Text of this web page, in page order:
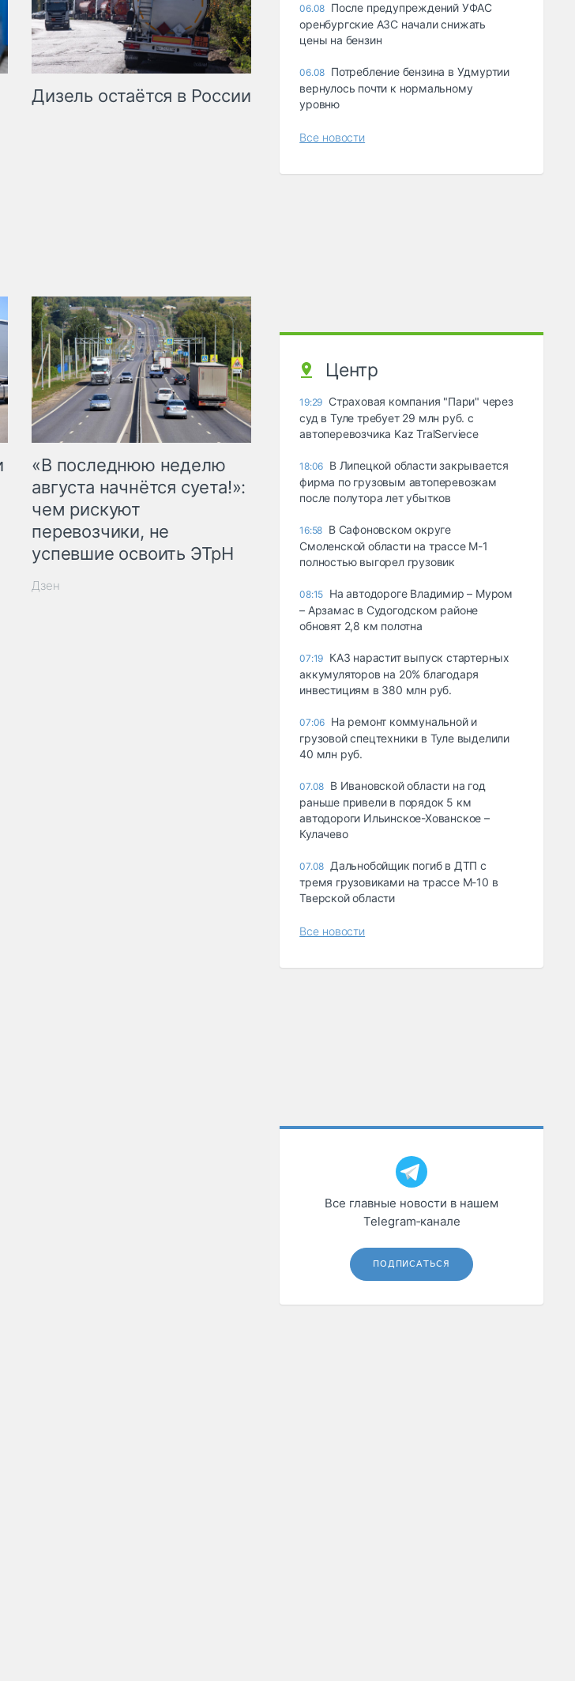
Дизель остаётся в России
«В последнюю неделю
августа начнётся суета!»:
чем рискуют
перевозчики, не
успевшие освоить ЭТрН
Дзен
06.08 После предупреждений УФАС
оренбургские АЗС начали снижать
цены на бензин
06.08 Потребление бензина в Удмуртии
вернулось почти к нормальному
уровню
Все новости
Центр
19:29 Страховая компания "Пари" через
суд в Туле требует 29 млн руб. с
автоперевозчика Kaz TralServiece
18:06 В Липецкой области закрывается
фирма по грузовым автоперевозкам
после полутора лет убытков
16:58 В Сафоновском округе
Смоленской области на трассе М-1
полностью выгорел грузовик
08:15 На автодороге Владимир – Муром
– Арзамас в Судогодском районе
обновят 2,8 км полотна
07:19 КАЗ нарастит выпуск стартерных
аккумуляторов на 20% благодаря
инвестициям в 380 млн руб.
07:06 На ремонт коммунальной и
грузовой спецтехники в Туле выделили
40 млн руб.
07.08 В Ивановской области на год
раньше привели в порядок 5 км
автодороги Ильинское-Хованское –
Кулачево
07.08 Дальнобойщик погиб в ДТП с
тремя грузовиками на трассе М-10 в
Тверской области
Все новости
Все главные новости в нашем
Telegram‑канале
ПОДПИСАТЬСЯ